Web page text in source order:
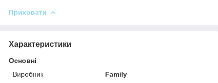
Приховати
Характеристики
Основні
Виробник
Family